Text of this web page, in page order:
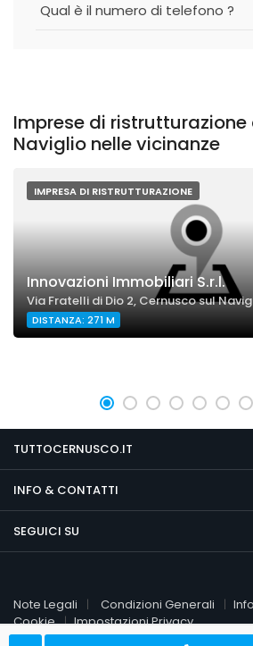
Qual è il numero di telefono ?
Imprese di ristrutturazione
Naviglio nelle vicinanze
IMPRESA DI RISTRUTTURAZIONE
Innovazioni Immobiliari S.r.l.
Via Fratelli di Dio 2, Cernusco sul
DISTANZA: 271 M
TUTTOCERNUSCO.IT
INFO & CONTATTI
SEGUICI SU
Note Legali Condizioni Generali
Cookie
Impostazioni Privacy